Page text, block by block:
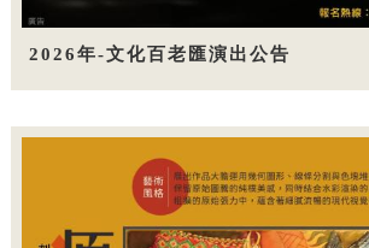
2026年-文化百老匯演出公告